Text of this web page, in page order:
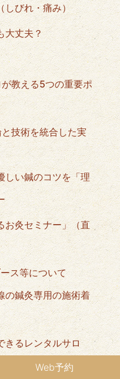
Web予約
しびれ・痛み）
大丈夫？
教える5つの重要ポ
技術を統合した実
しい鍼のコツを「理
お灸セミナー」（直
ス等について
の鍼灸専用の施術着
きるレンタルサロ